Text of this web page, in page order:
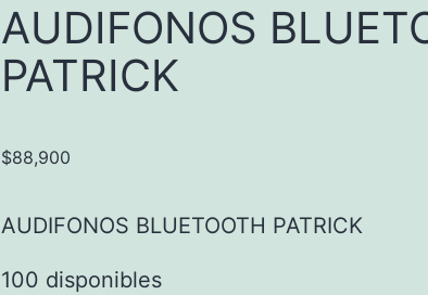
AUDIFONOS
PATRICK
$88,900
AUDIFONOS BLUETOOTH PATRICK
100 disponibles